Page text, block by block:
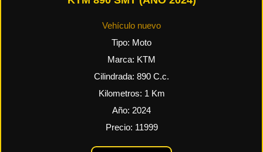
Vehículo nuevo
Tipo: Moto
Marca: KTM
Cilindrada: 890 C.c.
Kilometros: 1 Km
Año: 2024
Precio: 11999